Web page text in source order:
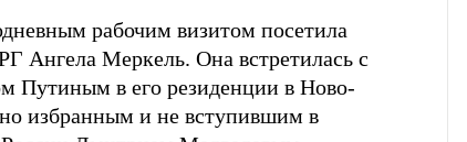
рабочим визитом посетила
Ангела Меркель. Она встретилась с
Путиным в его резиденции в Ново-
избранным и не вступившим в